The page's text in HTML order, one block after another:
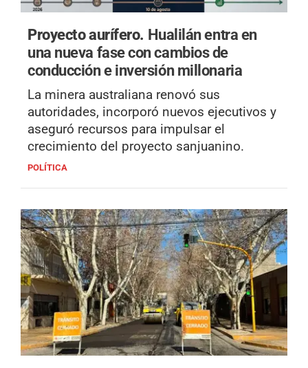
Proyecto aurífero. Hualilán entra en
una nueva fase con cambios de
conducción e inversión millonaria
La minera australiana renovó sus
autoridades, incorporó nuevos ejecutivos y
aseguró recursos para impulsar el
crecimiento del proyecto sanjuanino.
POLÍTICA